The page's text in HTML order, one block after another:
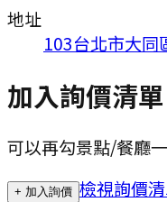
地址
103台北市大同
加入詢價清單
可以再勾景點/餐廳
+ 加入詢價 檢視詢價